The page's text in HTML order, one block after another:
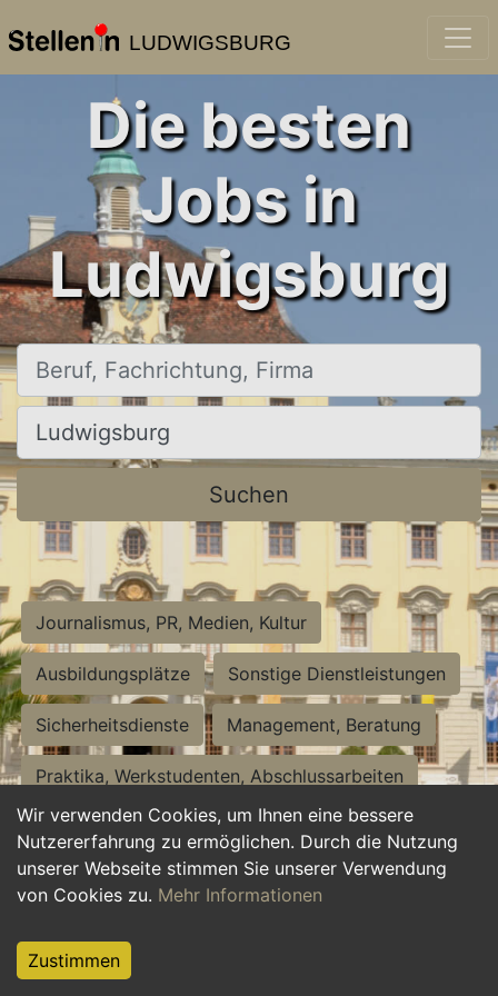
LUDWIGSBURG
Wir verwenden Cookies, um Ihnen eine bessere
Nutzererfahrung zu ermöglichen. Durch die Nutzung
unserer Webseite stimmen Sie unserer Verwendung
von Cookies zu. Mehr Informationen
Zustimmen
Die besten
Jobs in
Ludwigsburg
Beruf, Fachrichtung, Firma
Ort, Stadt
Suchen
Journalismus, PR, Medien, Kultur
Ausbildungsplätze Sonstige Dienstleistungen
Sicherheitsdienste Management, Beratung
Praktika, Werkstudenten, Abschlussarbeiten
Personalwesen Assistenz, Sekretariat
Hilfskräfte, Aushilfs- und Nebenjobs
Weiterbildung, Studium, duale Ausbildung